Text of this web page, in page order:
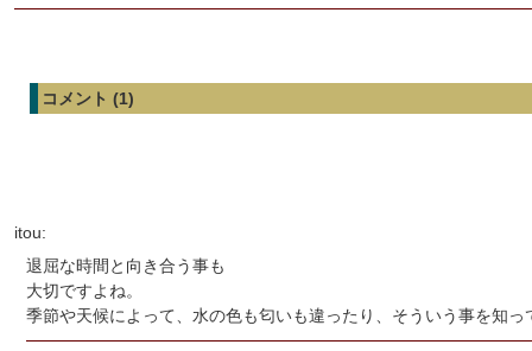
コメント (1)
itou:
退屈な時間と向き合う事も
大切ですよね。
季節や天候によって、水の色も匂いも違ったり、そういう事を知っ